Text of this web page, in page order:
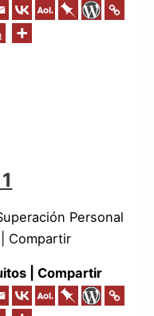
Personal
Compartir
| Compartir